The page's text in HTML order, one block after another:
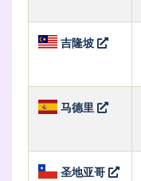
吉隆坡
马德里
圣地亚哥